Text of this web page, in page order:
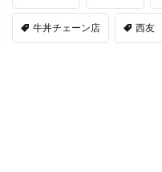
牛丼チェーン店 西友